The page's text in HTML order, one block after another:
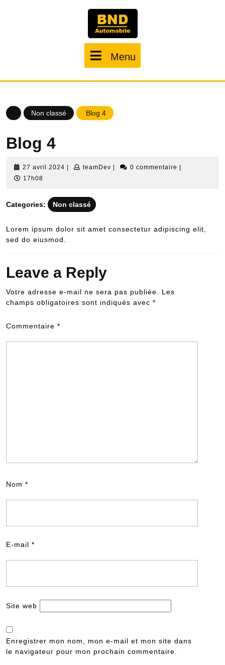
Menu
Non classé Blog 4
Blog 4
27 avril 2024 teamDev 0 commentaire
17h08
Categories: Non classé
Lorem ipsum dolor sit amet consectetur adipiscing elit,
sed do eiusmod.
Leave a Reply
Votre adresse e-mail ne sera pas publiée.
Les
champs obligatoires sont indiqués avec *
Commentaire *
Nom *
E-mail *
Site web
Enregistrer mon nom, mon e-mail et mon site dans
le navigateur pour mon prochain commentaire.